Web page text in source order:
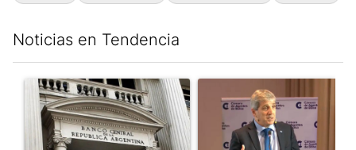
Noticias en Tendencia
Un artículo de tendencia con el título "Las reservas del Banco